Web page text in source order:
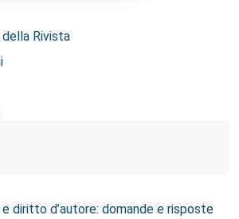
Rivista
diritto d’autore: domande e risposte